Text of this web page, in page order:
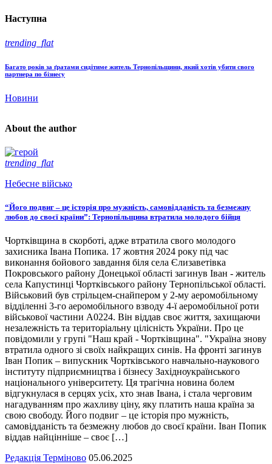
Наступна
trending_flat
Багато років за ґратами сидітиме житель Тернопільщини, який хотів убити свого
партнера по бізнесу
Новини
About the author
trending_flat
Небесне військо
“Його подвиг – це історія про мужність, самовідданість та безмежну
любов до своєї країни”: Тернопільщина втратила молодого бійця
Чортківщина в скорботі, адже втратила свого молодого
захисника Івана Попика. 17 жовтня 2024 року під час
виконання бойового завдання біля села Єлизаветівка
Покровського району Донецької області загинув Іван - житель
села Капустинці Чортківського району Тернопільської області.
Військовий був стрільцем-снайпером у 2-му аеромобільному
відділенні 3-го аеромобільного взводу 4-ї аеромобільної роти
військової частини А0224. Він віддав своє життя, захищаючи
незалежність та територіальну цілісність України. Про це
повідомили у групі "Наш край - Чортківщина". "Україна знову
втратила одного зі своїх найкращих синів. На фронті загинув
Іван Попик – випускник Чортківського навчально-наукового
інституту підприємництва і бізнесу Західноукраїнського
національного університету. Ця трагічна новина болем
відгукнулася в серцях усіх, хто знав Івана, і стала черговим
нагадуванням про жахливу ціну, яку платить наша країна за
свою свободу. Його подвиг – це історія про мужність,
самовідданість та безмежну любов до своєї країни. Іван Попик
віддав найцінніше – своє […]
Редакція Терміново 05.06.2025